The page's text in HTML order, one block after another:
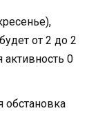
от 2 до 2
активность 0
обстановка